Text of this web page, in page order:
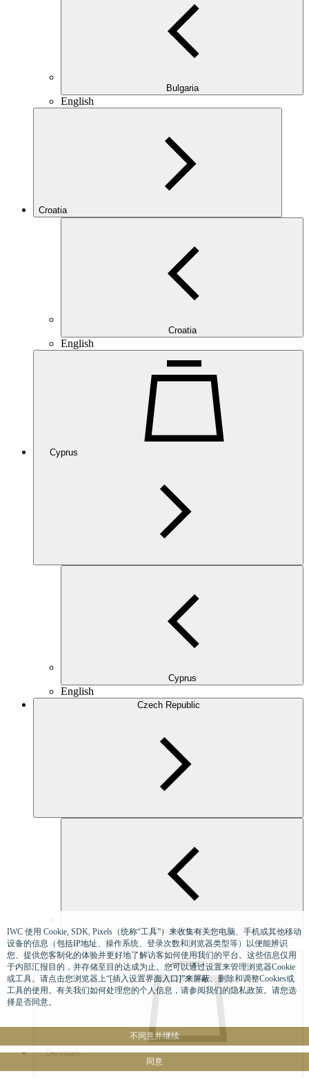
Bulgaria
English
Croatia
Croatia
English
Cyprus
Cyprus
English
Czech Republic
Czech Republic
English
Denmark
IWC 使用 Cookie, SDK, Pixels（统称“工具”）来收集有关您电脑、手机或其他移动
设备的信息（包括IP地址、操作系统、登录次数和浏览器类型等）以便能辨识
您、提供您客制化的体验并更好地了解访客如何使用我们的平台。这些信息仅用
于内部汇报目的，并存储至目的达成为止。您可以通过设置来管理浏览器Cookie
或工具。请点击您浏览器上“[插入设置界面入口]”来屏蔽、删除和调整Cookies或
工具的使用。有关我们如何处理您的个人信息，请参阅我们的隐私政策。请您选
择是否同意。
不同意并继续
同意